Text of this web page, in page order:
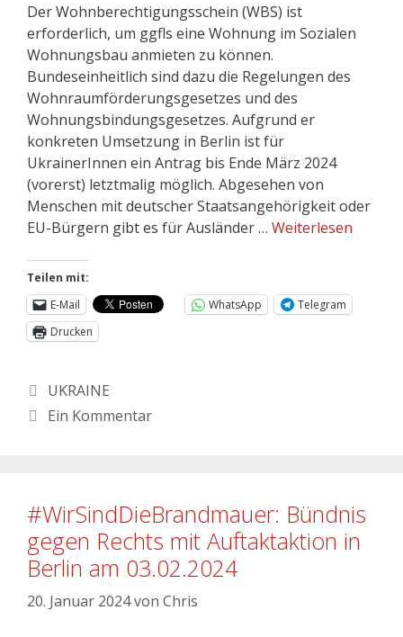
Der Wohnberechtigungsschein (WBS) ist
erforderlich, um ggfls eine Wohnung im Sozialen
Wohnungsbau anmieten zu können.
Bundeseinheitlich sind dazu die Regelungen des
Wohnraumförderungsgesetzes und des
Wohnungsbindungsgesetzes. Aufgrund er
konkreten Umsetzung in Berlin ist für
UkrainerInnen ein Antrag bis Ende März 2024
(vorerst) letztmalig möglich. Abgesehen von
Menschen mit deutscher Staatsangehörigkeit oder
EU-Bürgern gibt es für Ausländer … Weiterlesen
Teilen mit:
E-Mail
WhatsApp
Telegram
Drucken
UKRAINE
Ein Kommentar
#WirSindDieBrandmauer: Bündnis
gegen Rechts mit Auftaktaktion in
Berlin am 03.02.2024
20. Januar 2024von Chris